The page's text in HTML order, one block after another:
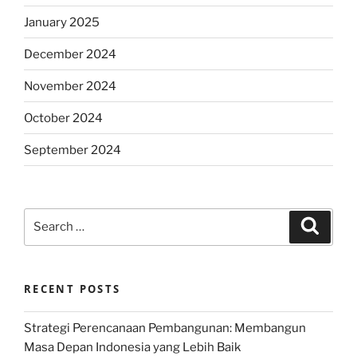
January 2025
December 2024
November 2024
October 2024
September 2024
RECENT POSTS
Strategi Perencanaan Pembangunan: Membangun
Masa Depan Indonesia yang Lebih Baik